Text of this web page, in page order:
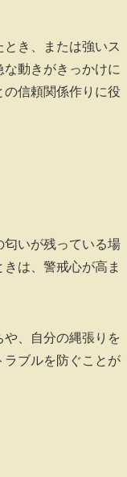
き、または強いス
動きがきっかけに
信頼関係作りに役
匂いが残っている場
は、警戒心が高ま
、自分の縄張りを
ラブルを防ぐことが